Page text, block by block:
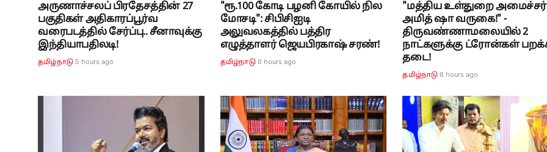
அருணாச்சலப் பிரதேசத்தின் 27
பகுதிகள் அதிகாரப்பூர்வ
வரைபடத்தில் சேர்ப்பு.. சீனாவுக்கு
இந்தியாபதிலடி!
தமிழ்நாடு 5 hours ago
"ரூ.100 கோடி பழனி கோயில் நில
மோசடி": சிபிசிஐடி
அலுவலகத்தில் பத்திர
எழுத்தாளர் ஜெயபிரகாஷ் சரண்!
தமிழ்நாடு 6 hours ago
"மத்திய உள்துறை அமைச்சர்
அமித் ஷா வருகை!" -
திருவண்ணாமலையில் 2
நாட்களுக்கு ட்ரோன்கள்
தடை!
தமிழ்நாடு 6 hours ago